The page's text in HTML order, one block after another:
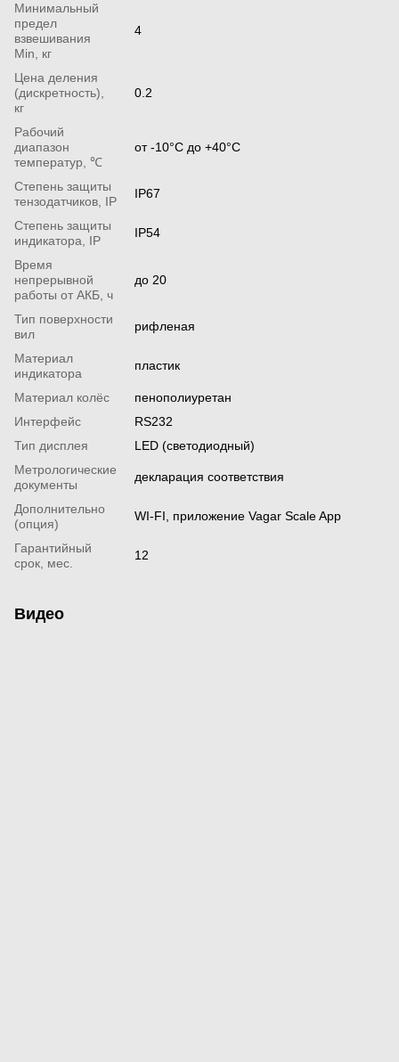
Минимальный
предел
взвешивания
Min, кг
4
Цена деления
(дискретность),
кг
0.2
Рабочий
диапазон
температур, ℃
от -10°С до +40°С
Степень защиты
тензодатчиков, IP
IP67
Степень защиты
индикатора, IP
IP54
Время
непрерывной
работы от АКБ, ч
до 20
Тип поверхности
вил
рифленая
Материал
индикатора
пластик
Материал колёс
пенополиуретан
Интерфейс
RS232
Тип дисплея
LED (светодиодный)
Метрологические
документы
декларация соответствия
Дополнительно
(опция)
WI-FI, приложение Vagar Scale App
Гарантийный
срок, мес.
12
Видео